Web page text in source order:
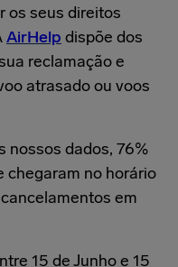
os seus direitos
AirHelp dispõe dos
reclamação e
atrasado ou voos
nossos dados, 76%
chegaram no horário
em
15 de Junho e 15